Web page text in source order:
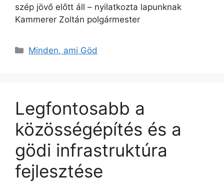
szép jövő előtt áll – nyilatkozta lapunknak
Kammerer Zoltán polgármester
Kategória
Minden, ami Göd
Legfontosabb a
közösségépítés és a
gödi infrastruktúra
fejlesztése